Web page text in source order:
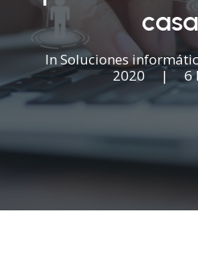
InSoluciones
2020
| 6